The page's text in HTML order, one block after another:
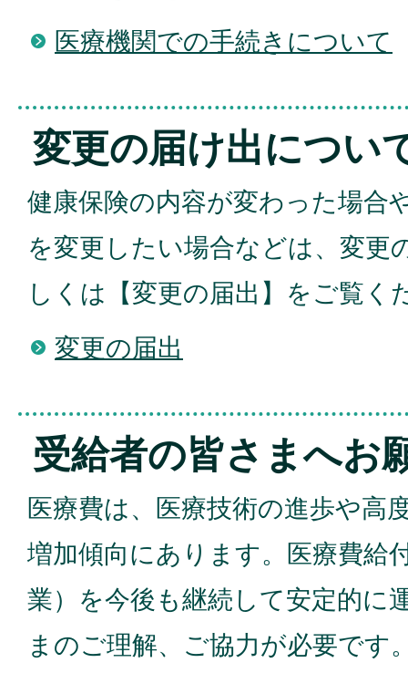
医療機関での手続きについて
変更の届け出につい
健康保険の内容が変わった場合
を変更したい場合などは、変更
しくは【変更の届出】をご覧く
変更の届出
受給者の皆さまへお
医療費は、医療技術の進歩や高
増加傾向にあります。医療費給
業）を今後も継続して安定的に
まのご理解、ご協力が必要です